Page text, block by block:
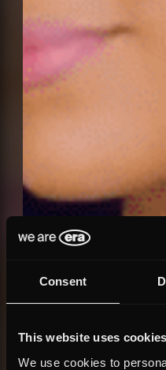
Consent
This website uses cookies
We use cookies to